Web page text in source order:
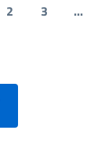
2 3
...